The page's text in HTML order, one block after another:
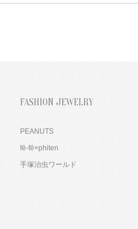
FASHION JEWELRY
PEANUTS
fē-fē×phiten
手塚治虫ワールド